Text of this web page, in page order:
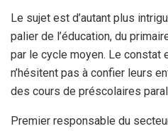
Le sujet est d’autant plus
palier de l’éducation, du
par le cycle moyen. Le constat
n’hésitent pas à confier leurs
des cours de préscolaires
Premier responsable du